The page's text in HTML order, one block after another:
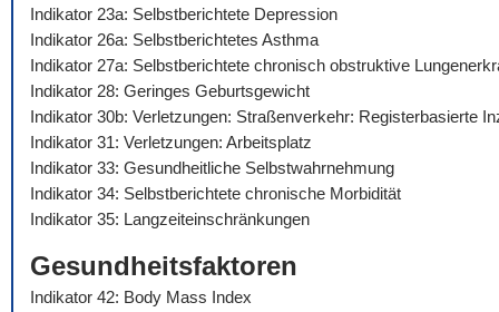
Indikator 23a: Selbstberichtete Depression
Indikator 26a: Selbstberichtetes Asthma
Indikator 27a: Selbstberichtete chronisch obstruktive
Indikator 28: Geringes Geburtsgewicht
Indikator 30b: Verletzungen: Straßenverkehr: Registerbasierte
Indikator 31: Verletzungen: Arbeitsplatz
Indikator 33: Gesundheitliche Selbstwahrnehmung
Indikator 34: Selbstberichtete chronische Morbidität
Indikator 35: Langzeiteinschränkungen
Gesundheitsfaktoren
Indikator 42: Body Mass Index